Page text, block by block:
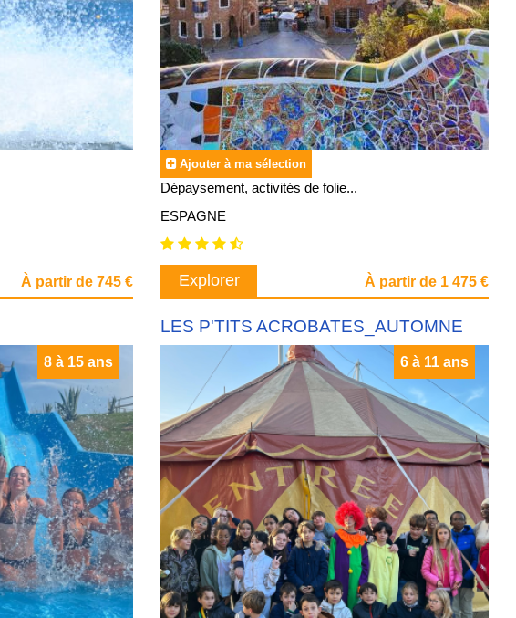
À partir de 745 €
Ajouter à ma sélection
Dépaysement, activités de folie...
ESPAGNE
Explorer À partir de 1 475 €
8 à 15 ans
LES P'TITS ACROBATES_AUTOMNE
6 à 11 ans